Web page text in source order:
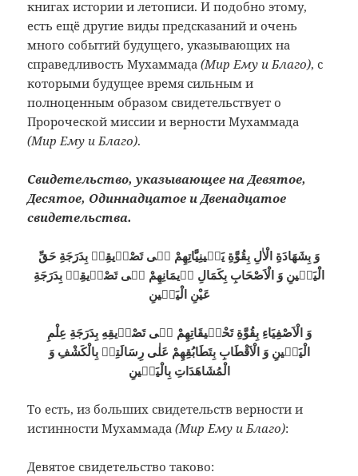
книгах истории и летописи. И подобно этому,
есть ещё другие виды предсказаний и очень
много событий будущего, указывающих на
справедливость Мухаммада(Мир Ему и Благо), с
которыми будущее время сильным и
полноценным образом свидетельствует о
Пророческой миссии и верности Мухаммада
(Мир Ему и Благо).
Свидетельство, указывающее на Девятое,
Десятое, Одиннадцатое и Двенадцатое
свидетельства.
وَ بِشَهَادَةِ الْاٰلِ بِقُوَّةِ يَقٖينِيَّاتِهِمْ فٖى تَصْدٖيقِهٖ بِدَرَجَةِ حَقِّ
الْيَقٖينِ وَ الْاَصْحَابِ بِكَمَالِ اٖيمَانِهِمْ فٖى تَصْدٖيقِهٖ بِدَرَجَةِ
عَيْنِ الْيَقٖينِ
وَ الْاَصْفِيَاءِ بِقُوَّةِ تَحْقٖيقَاتِهِمْ فٖى تَصْدٖيقِهِ بِدَرَجَةِ عِلْمِ
الْيَقٖينِ وَ الْاَقْطَابِ بِتَطَابُقِهِمْ عَلٰى رِسَالَتِهٖ بِالْكَشْفِ وَ
الْمُشَاهَدَاتِ بِالْيَقٖينِ
То есть, из больших свидетельств верности и
истинности Мухаммада(Мир Ему и Благо):
Девятое свидетельство таково: